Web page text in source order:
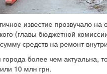
известие прозвучало на
(главы бюджетной
средств на ремонт
более чем актуальна,
10 млн грн.